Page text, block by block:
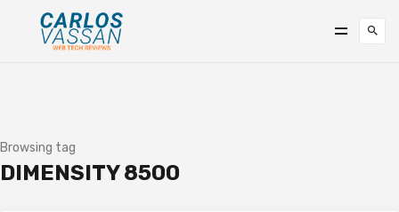
Browsing tag
DIMENSITY 8500